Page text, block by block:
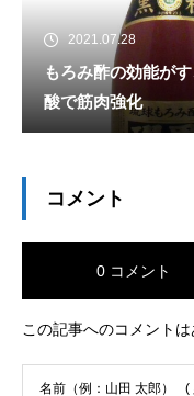
2021.07.28
もろみ酢の効能が
酸で筋肉強化
コメント
0 コメント
この記事へのコメントは
名前（例：山田 太郎） (